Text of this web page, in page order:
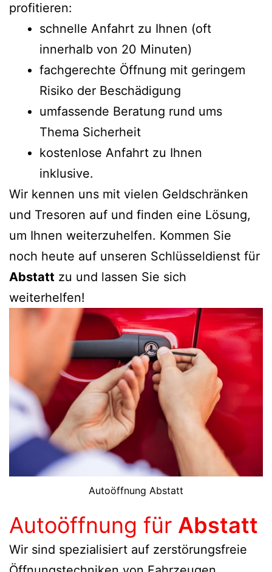
profitieren:
schnelle Anfahrt zu Ihnen (oft
innerhalb von 20 Minuten)
fachgerechte Öffnung mit geringem
Risiko der Beschädigung
umfassende Beratung rund ums
Thema Sicherheit
kostenlose Anfahrt zu Ihnen
inklusive.
Wir kennen uns mit vielen Geldschränken
und Tresoren auf und finden eine Lösung,
um Ihnen weiterzuhelfen. Kommen Sie
noch heute auf unseren Schlüsseldienst für
Abstatt zu und lassen Sie sich
weiterhelfen!
Autoöffnung Abstatt
Autoöffnung für Abstatt
Wir sind spezialisiert auf zerstörungsfreie